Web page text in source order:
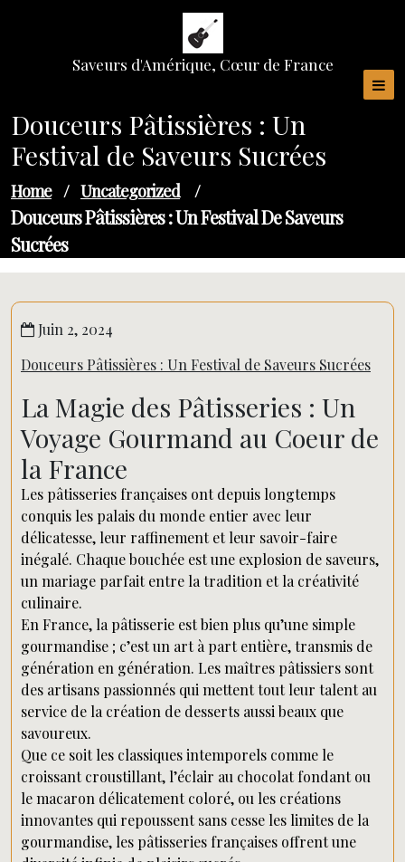
Saveurs d'Amérique, Cœur de France
Douceurs Pâtissières : Un
Festival de Saveurs Sucrées
Home / Uncategorized /
Douceurs Pâtissières : Un Festival De Saveurs
Sucrées
Juin 2, 2024
Douceurs Pâtissières : Un Festival de Saveurs Sucrées
La Magie des Pâtisseries : Un
Voyage Gourmand au Coeur de
la France
Les pâtisseries françaises ont depuis longtemps
conquis les palais du monde entier avec leur
délicatesse, leur raffinement et leur savoir-faire
inégalé. Chaque bouchée est une explosion de saveurs,
un mariage parfait entre la tradition et la créativité
culinaire.
En France, la pâtisserie est bien plus qu’une simple
gourmandise ; c’est un art à part entière, transmis de
génération en génération. Les maîtres pâtissiers sont
des artisans passionnés qui mettent tout leur talent au
service de la création de desserts aussi beaux que
savoureux.
Que ce soit les classiques intemporels comme le
croissant croustillant, l’éclair au chocolat fondant ou
le macaron délicatement coloré, ou les créations
innovantes qui repoussent sans cesse les limites de la
gourmandise, les pâtisseries françaises offrent une